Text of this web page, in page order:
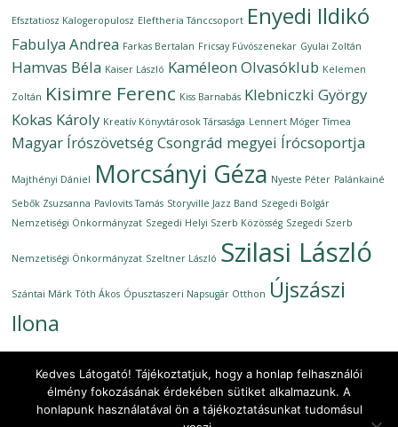
Efsztatiosz Kalogeropulosz Eleftheria Tánccsoport Enyedi Ildikó
Fabulya Andrea Farkas Bertalan Fricsay Fúvószenekar Gyulai Zoltán
Hamvas Béla Kaiser László Kaméleon Olvasóklub Kelemen
Zoltán Kisimre Ferenc Kiss Barnabás Klebniczki György
Kokas Károly Kreatív Könyvtárosok Társasága Lennert Móger Tímea
Magyar Írószövetség Csongrád megyei Írócsoportja
Majthényi Dániel Morcsányi Géza Nyeste Péter Palánkainé
Sebők Zsuzsanna Pavlovits Tamás Storyville Jazz Band Szegedi Bolgár
Nemzetiségi Önkormányzat Szegedi Helyi Szerb Közösség Szegedi Szerb
Nemzetiségi Önkormányzat Szeltner László Szilasi László
Szántai Márk Tóth Ákos Ópusztaszeri Napsugár Otthon Újszászi
Ilona
Copyright © 2026Ünnepi Könyvhét Szeged, 2017. június 6–16.
Kedves Látogató! Tájékoztatjuk, hogy a honlap felhasználói
élmény fokozásának érdekében sütiket alkalmazunk. A
honlapunk használatával ön a tájékoztatásunkat tudomásul